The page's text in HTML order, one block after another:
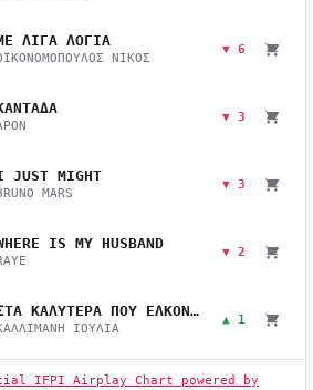
ΛΙΓΑ ΛΟΓΙΑ
ΝΙΚΟΣ
▼ 6
▼ 3
JUST MIGHT
MARS
▼ 3
IS MY HUSBAND ▼ 2
ΣΤΑ ΚΑΛΥΤΕΡΑ ΠΟΥ ΕΛΚΟΝΤΑΙ
ΙΟΥΛΙΑ
▲ 1
IFPI Airplay Chart powered by